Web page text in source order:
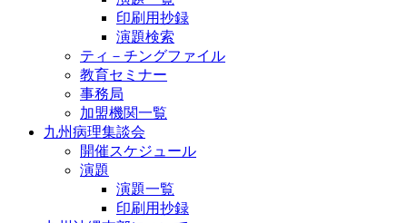
印刷用抄録
演題検索
ティ－チングファイル
教育セミナー
事務局
加盟機関一覧
九州病理集談会
開催スケジュール
演題
演題一覧
印刷用抄録